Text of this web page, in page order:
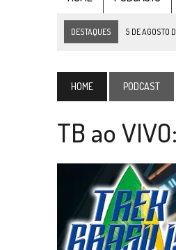
DESTAQUES 5 DE AGOSTO
3 DE AGOSTO DE 2026 |
2 DE AGOSTO DE 2026 TB
31 DE JULHO DE 2026 |
31 DE JULHO DE 2026 | BOX
31 DE JULHO DE 2026 | SNW
6 DE AGOSTO DE 2026 |
HOME PODCAST
TB ao